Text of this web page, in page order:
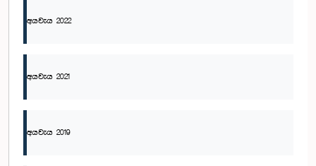
අයවැය 2022
අයවැය 2021
අයවැය 2019